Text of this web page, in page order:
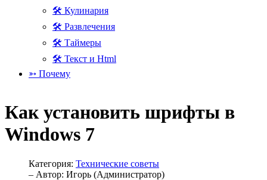
🛠 Кулинария
🛠 Развлечения
🛠 Таймеры
🛠 Текст и Html
➳ Почему
Как установить шрифты в
Windows 7
Категория: Технические советы
– Автор: Игорь (Администратор)